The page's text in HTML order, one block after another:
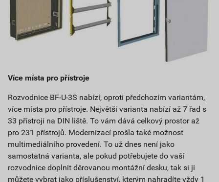
Více místa pro přístroje
Rozvodnice BF-U-3S nabízí, oproti předchozím variantám,
více místa pro přístroje. Největší varianta nabízí až 7 řad s
33 přístroji na DIN liště. To vám dává celkový prostor až
pro 231 přístrojů. Modernizací prošla také možnost
multimediálního provedení. To už dnes není jako
samostatná varianta, ale pokud potřebujete do vaší
rozvodnice doplnit děrovanou montážní desku, tak si ji
můžete vybrat jako příslušenství, kterým nahradíte vždy 1